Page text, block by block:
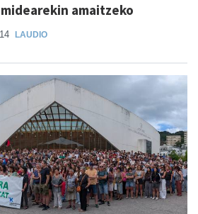
amaitzeko
LAUDIO